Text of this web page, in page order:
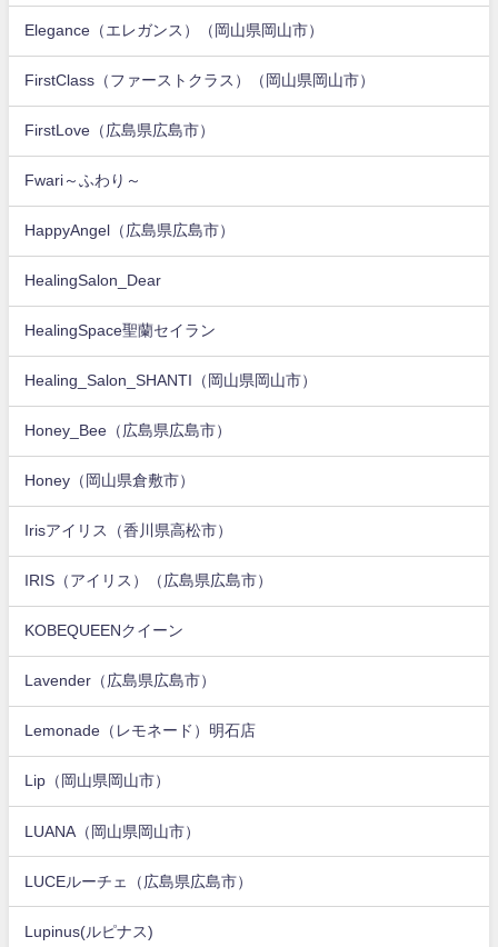
Elegance（エレガンス）（岡山県岡山市）
FirstClass（ファーストクラス）（岡山県岡山市）
FirstLove（広島県広島市）
Fwari～ふわり～
HappyAngel（広島県広島市）
HealingSalon_Dear
HealingSpace聖蘭セイラン
Healing_Salon_SHANTI（岡山県岡山市）
Honey_Bee（広島県広島市）
Honey（岡山県倉敷市）
Irisアイリス（香川県高松市）
IRIS（アイリス）（広島県広島市）
KOBEQUEENクイーン
Lavender（広島県広島市）
Lemonade（レモネード）明石店
Lip（岡山県岡山市）
LUANA（岡山県岡山市）
LUCEルーチェ（広島県広島市）
Lupinus(ルピナス)